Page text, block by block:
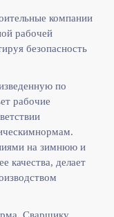
компании
рабочей
безопасность
по
рабочие
на зимнюю и
качества, делает